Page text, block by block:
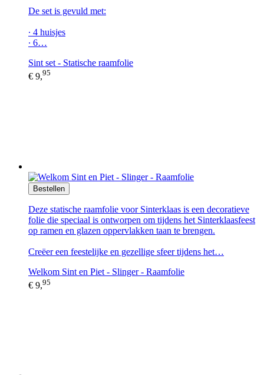
De set is gevuld met:
∙ 4 huisjes
∙ 6…
Sint set - Statische raamfolie
€ 9, 95
Bestellen
Deze statische raamfolie voor Sinterklaas is een decoratieve
folie die speciaal is ontworpen om tijdens het Sinterklaasfeest
op ramen en glazen oppervlakken taan te brengen.
Creëer een feestelijke en gezellige sfeer tijdens het…
Welkom Sint en Piet - Slinger - Raamfolie
€ 9,95